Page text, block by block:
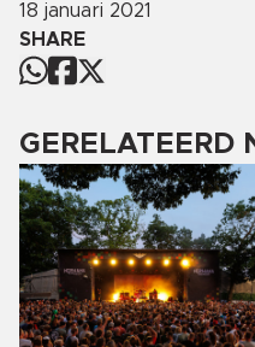
18 januari 2021
SHARE
GERELATEERD